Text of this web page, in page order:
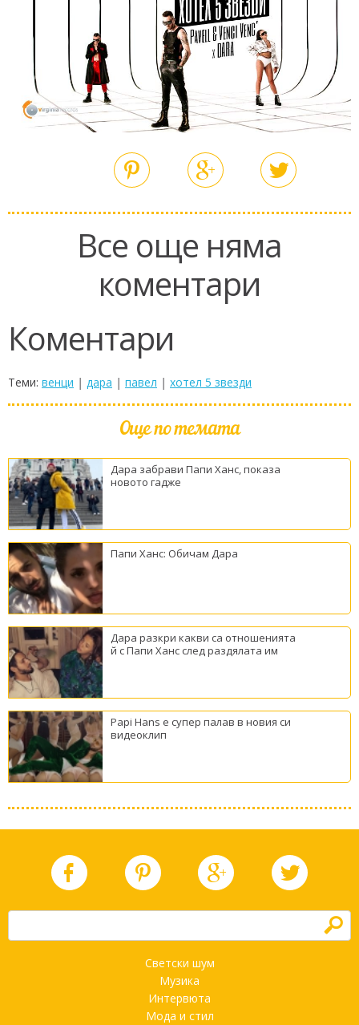
Все още няма
коментари
Коментари
Теми: венци | дара | павел | хотел 5 звезди
Още по темата
Дара забрави Папи Ханс, показа
новото гадже
Папи Ханс: Обичам Дара
Дара разкри какви са отношенията
й с Папи Ханс след раздялата им
Papi Hans е супер палав в новия си
видеоклип
h
Светски шум
Музика
Интервюта
Мода и стил